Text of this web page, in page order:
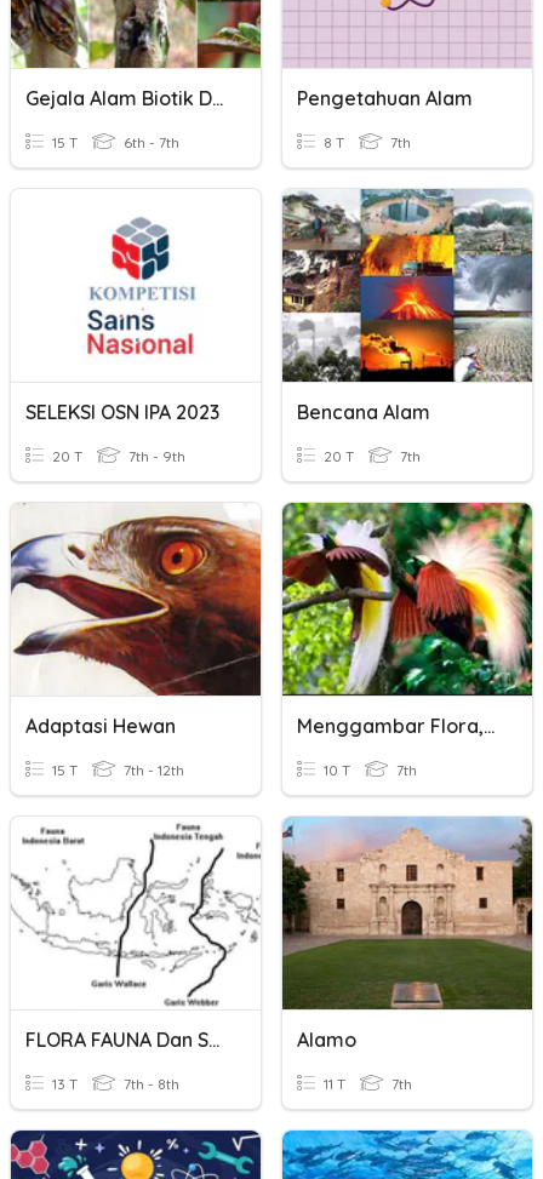
Gejala Alam Biotik Dan Abiotik
15 T 6th - 7th
Pengetahuan Alam
8 T 7th
SELEKSI OSN IPA 2023
20 T 7th - 9th
Bencana Alam
20 T 7th
Adaptasi Hewan
15 T 7th - 12th
Menggambar Flora, Fauna, Dan Alam Benda )
10 T 7th
FLORA FAUNA Dan SUMBER DAYA ALAM INDONESIA LAINNYA
13 T 7th - 8th
Alamo
11 T 7th